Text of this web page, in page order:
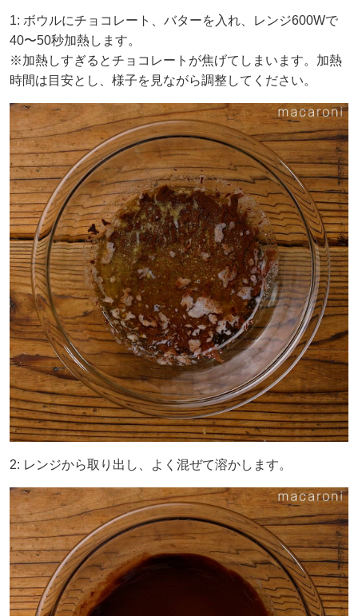
1: ボウルにチョコレート、バターを入れ、レンジ600Wで
40〜50秒加熱します。
※加熱しすぎるとチョコレートが焦げてしまいます。加熱
時間は目安とし、様子を見ながら調整してください。
2: レンジから取り出し、よく混ぜて溶かします。